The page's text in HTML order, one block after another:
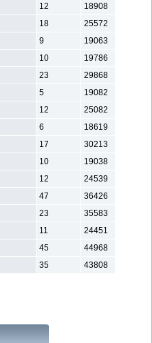
12
18908
18
25572
9
19063
10
19786
23
29868
5
19082
12
25082
6
18619
17
30213
10
19038
12
24539
47
36426
23
35583
11
24451
45
44968
35
43808